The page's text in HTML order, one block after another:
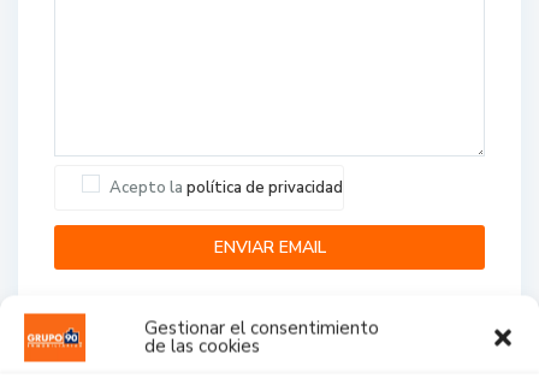
Gestionar el consentimiento
de las cookies
Acepto la política de privacidad